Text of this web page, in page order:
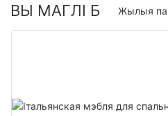
ВЫ МАГЛІ Б Жылыя